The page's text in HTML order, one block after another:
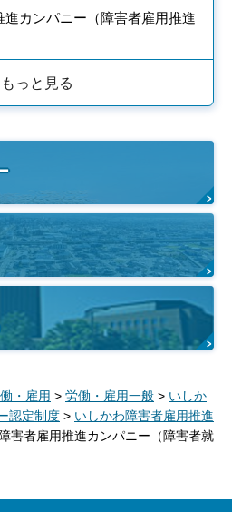
進カンパニー（障害者雇用推進
もっと見る
・雇用 > 労働・雇用一般 > いしか
認定制度 > いしかわ障害者雇用推進
害者雇用推進カンパニー（障害者就